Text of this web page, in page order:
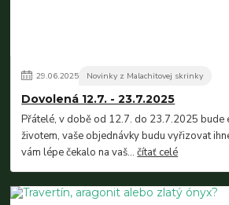
29.06.2025 Novinky z Malachitovej skrinky
Dovolená 12.7. - 23.7.2025
Přátelé, v době od 12.7. do 23.7.2025 bude
životem, vaše objednávky budu vyřizovat
vám lépe čekalo na vaš...čítať celé